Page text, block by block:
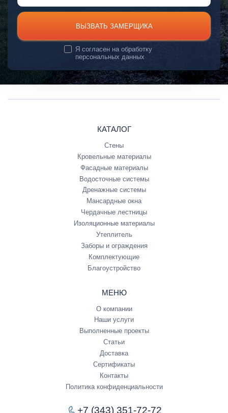
ВЫЗВАТЬ ЗАМЕРЩИКА
Я согласен наобработку
персональных данных
КАТАЛОГ
Стены
Кровельные материалы
Фасадные материалы
Водосточные системы
Дренажные системы
Мансардные окна
Чердачные лестницы
Изоляционные материалы
Утеплитель
Заборы и ограждения
Комплектующие
Благоустройство
МЕНЮ
О компании
Наши услуги
Выполненные проекты
Статьи
Доставка
Сертификаты
Контакты
Политика конфиденциальности
+7 (343) 351-72-72